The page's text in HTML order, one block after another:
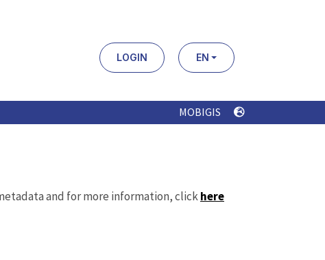
LOGIN EN
MOBIGIS
and for more information, clickhere